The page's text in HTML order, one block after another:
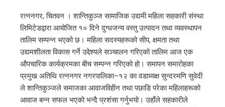
रत्ननगर, चितवन । शान्तिकुञ्ज सामाजिक उद्यमी महिला सहकारी संस्था
लिमिटेडद्वारा आयोजित १० दिने दुग्धजन्य वस्तु उत्पादन तथा व्यवस्थापन
तालिम सम्पन्न भएको छ। महिला सदस्यहरूको सीप, क्षमता तथा
उद्यमशीलता विकास गर्ने उद्देश्यले सञ्चालन गरिएको तालिम आज एक
औपचारिक कार्यक्रमका बीच सम्पन्न गरिएको हो। समापन समारोहका
प्रमुख अतिथि रत्ननगर नगरपालिका–१२ का वडाध्यक्ष सुन्दरमणि सुवेदी
ले शान्तिकुञ्जले समाजका आवाजविहीन तथा पछाडि परेका महिलाहरूको
आवाज बन्न सफल भएको भन्दै प्रशंसा गर्नुभयो। उहाँले सहकारीले